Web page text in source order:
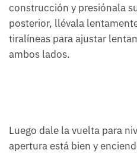
construcción y presiónala
posterior, llévala
tiralíneas para ajustar
ambos lados.
Luego dale la vuelta para
apertura está bien y